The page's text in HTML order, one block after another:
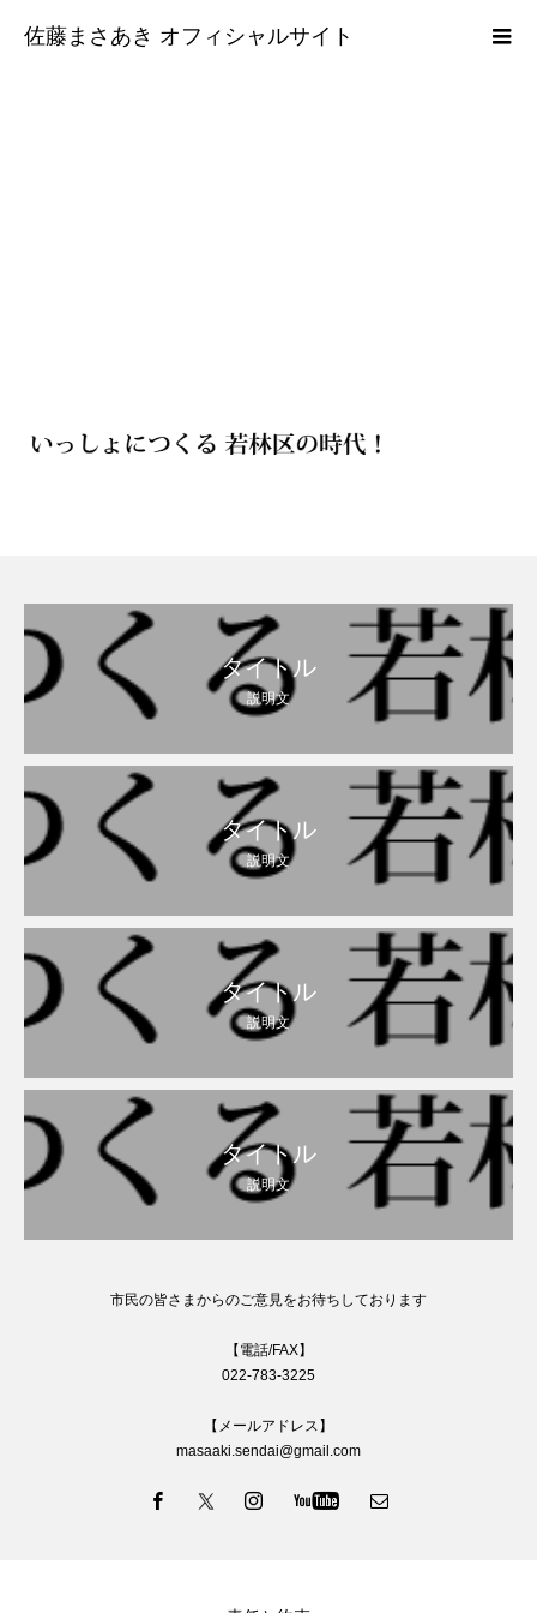
佐藤まさあき オフィシャルサイト
タイトル
説明文
タイトル
説明文
タイトル
説明文
タイトル
説明文
市民の皆さまからのご意見をお待ちしております
【電話/FAX】
022-783-3225
【メールアドレス】
masaaki.sendai@gmail.com